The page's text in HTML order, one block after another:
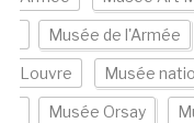
Musée de l'Armée
Louvre Musée
Musée Orsay